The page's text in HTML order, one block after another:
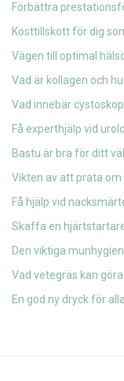
Förbättra
Kosttillskott för dig
Vägen till optimal
Vad är kollagen och
Vad innebär
Få experthjälp vid
Bastu är bra för ditt
Vikten av att prata om
Få hjälp vid
Skaffa en
Den viktiga
Vad vetegräs kan
En god ny dryck för alla